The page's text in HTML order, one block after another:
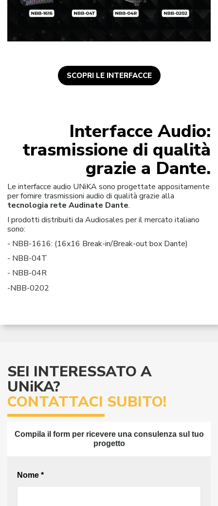
SCOPRI LE INTERFACCE
Interfacce Audio:
trasmissione di qualità
grazie a Dante.
Le interfacce audio UNiKA sono progettate appositamente
per fornire trasmissioni audio di qualità grazie alla
tecnologia rete Audinate Dante.
I prodotti distribuiti da Audiosales per il mercato italiano
sono:
- NBB-1616: (16x16 Break-in/Break-out box Dante)
- NBB-04T
- NBB-04R
-NBB-0202
SEI INTERESSATO A
UNiKA?
CONTATTACI SUBITO!